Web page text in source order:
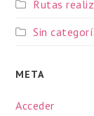
Rutas
Sin
META
Acceder